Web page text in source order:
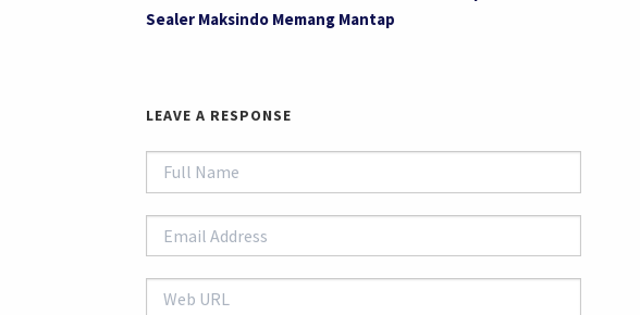
Sealer Maksindo Memang Mantap
LEAVE A RESPONSE